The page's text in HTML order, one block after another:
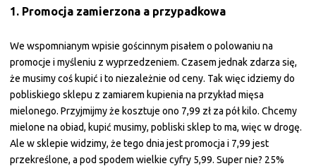
1. Promocja zamierzona a przypadkowa
We wspomnianym wpisie gościnnym pisałem o polowaniu na
promocje i myśleniu z wyprzedzeniem. Czasem jednak zdarza się,
że musimy coś kupić i to niezależnie od ceny. Tak więc idziemy do
pobliskiego sklepu z zamiarem kupienia na przykład mięsa
mielonego. Przyjmijmy że kosztuje ono 7,99 zł za pół kilo. Chcemy
mielone na obiad, kupić musimy, pobliski sklep to ma, więc w drogę.
Ale w sklepie widzimy, że tego dnia jest promocja i 7,99 jest
przekreślone, a pod spodem wielkie cyfry 5,99. Super nie? 25%